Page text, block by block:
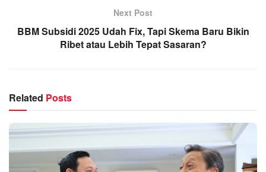
Next Post
BBM Subsidi 2025 Udah Fix, Tapi Skema Baru Bikin
Ribet atau Lebih Tepat Sasaran?
Related Posts